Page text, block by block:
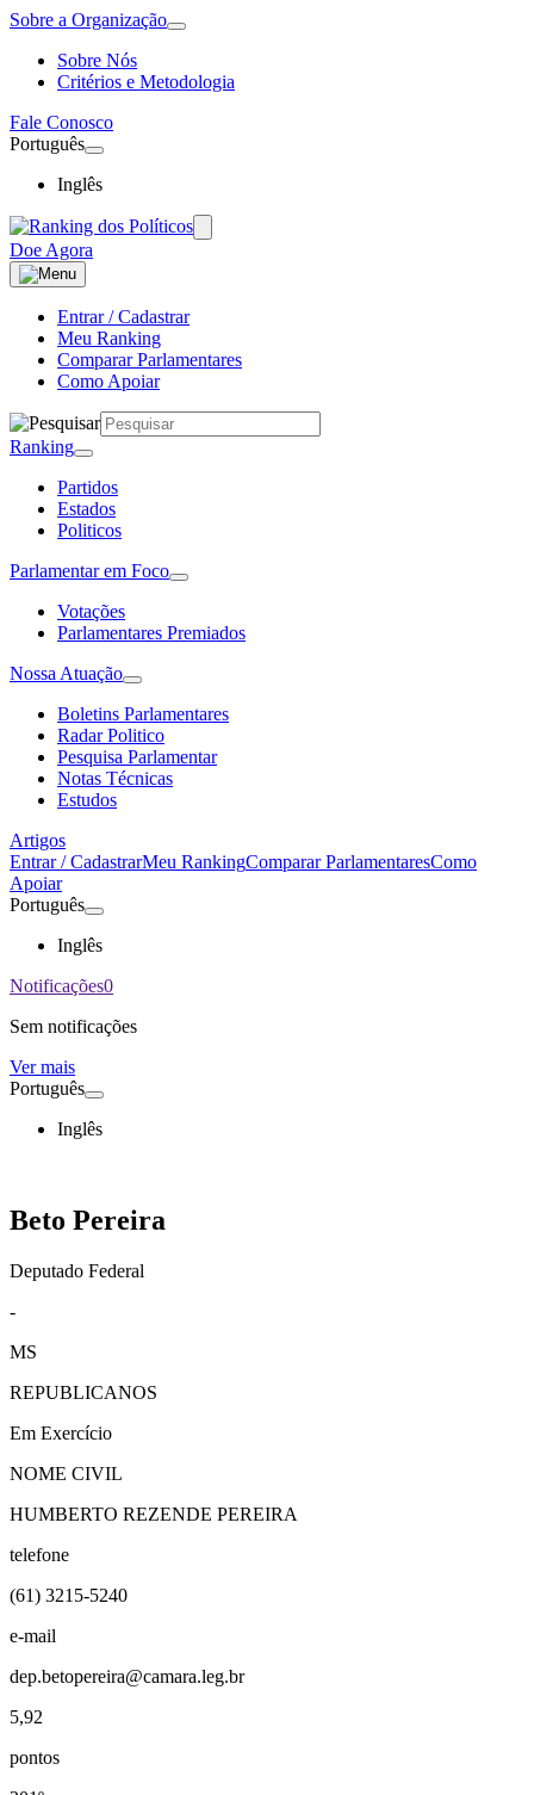
Sobre a Organização
Sobre Nós
Critérios e Metodologia
Fale Conosco
Português
Inglês
Doe Agora
Entrar / Cadastrar
Meu Ranking
Comparar Parlamentares
Como Apoiar
Ranking
Partidos
Estados
Politicos
Parlamentar em Foco
Votações
Parlamentares Premiados
Nossa Atuação
Boletins Parlamentares
Radar Politico
Pesquisa Parlamentar
Notas Técnicas
Estudos
Artigos
Entrar / CadastrarMeu RankingComparar ParlamentaresComo
Apoiar
Português
Inglês
Notificações0
Sem notificações
Ver mais
Português
Inglês
Beto Pereira
Deputado Federal
-
MS
REPUBLICANOS
Em Exercício
NOME CIVIL
HUMBERTO REZENDE PEREIRA
telefone
(61) 3215-5240
e-mail
dep.betopereira@camara.leg.br
5,92
pontos